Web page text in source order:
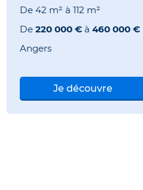
De 42 m² à 112 m²
De 220 000 € à 460 000 €
Angers
Je découvre